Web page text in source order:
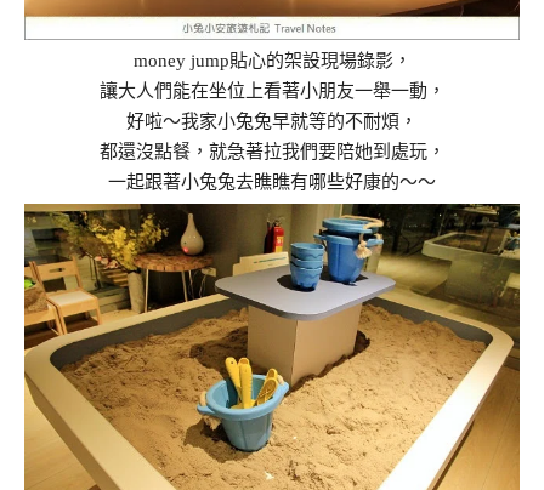
money jump貼心的架設現場錄影，
讓大人們能在坐位上看著小朋友一舉一動，
好啦～我家小兔兔早就等的不耐煩，
都還沒點餐，就急著拉我們要陪她到處玩，
一起跟著小兔兔去瞧瞧有哪些好康的～～